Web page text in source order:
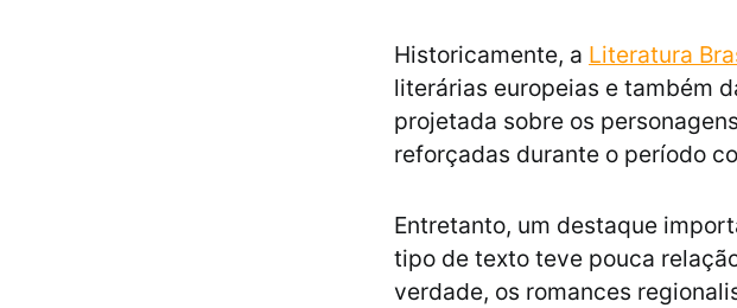
Historicamente, a Literatura
literárias europeias e também
projetada sobre os
reforçadas durante o período
Entretanto, um destaque
tipo de texto teve pouca
verdade, os romances